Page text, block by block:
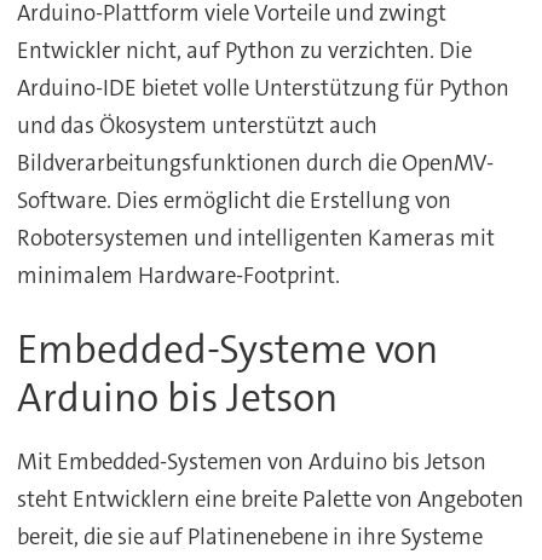
Arduino-Plattform viele Vorteile und zwingt
Entwickler nicht, auf Python zu verzichten. Die
Arduino-IDE bietet volle Unterstützung für Python
und das Ökosystem unterstützt auch
Bildverarbeitungsfunktionen durch die OpenMV-
Software. Dies ermöglicht die Erstellung von
Robotersystemen und intelligenten Kameras mit
minimalem Hardware-Footprint.
Embedded-Systeme von
Arduino bis Jetson
Mit Embedded-Systemen von Arduino bis Jetson
steht Entwicklern eine breite Palette von Angeboten
bereit, die sie auf Platinenebene in ihre Systeme